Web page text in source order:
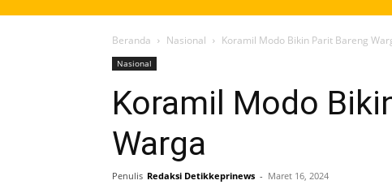
Beranda Nasional Koramil Modo Bikin Parit Bareng
Nasional
Koramil Modo
Warga
Penulis Redaksi Detikkeprinews - Maret 16, 2024